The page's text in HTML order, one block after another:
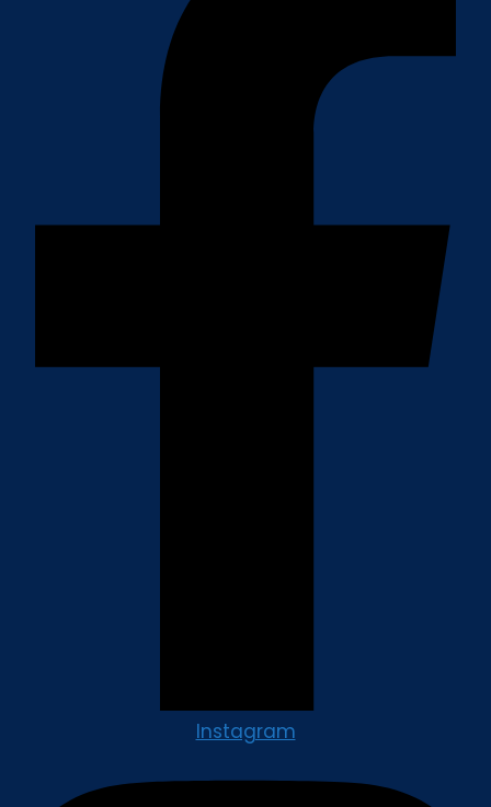
Instagram